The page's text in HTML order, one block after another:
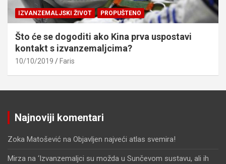
IZVANZEMALJSKI ŽIVOT PROPUŠTENO
Što će se dogoditi ako Kina prva uspostavi
kontakt s izvanzemaljcima?
10/10/2019 Faris
Najnoviji komentari
Zoka Matošević na Objavljen najveći atlas svemira!
Mirza na ‘Izvanzemaljci su možda u Sunčevom sustavu, ali ih